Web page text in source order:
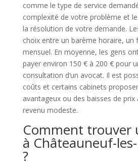
comme le type de service
complexité de votre problème et
la résolution de votre demande.
choix entre un barème horaire, un
mensuel. En moyenne, les gens
payer environ 150 € à 200 € pour
consultation d’un avocat. Il est
coûts et certains cabinets
avantageux ou des baisses de prix
revenu modeste.
Comment trouver
à Châteauneuf-
?